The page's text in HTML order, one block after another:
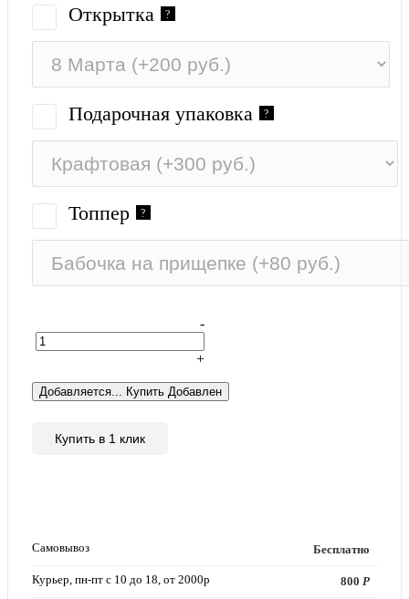
Открытка ?
Подарочная упаковка ?
Топпер ?
-
+
Добавляется... Купить Добавлен
Купить в 1 клик
Самовывоз Бесплатно
Курьер, пн-пт с 10 до 18, от 2000р 800Р